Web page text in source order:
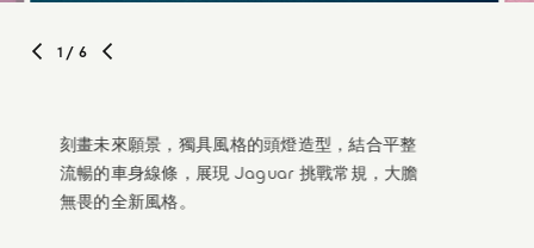
1 / 6
刻畫未來願景，獨具風格的頭燈造型，結合平整
流暢的車身線條，展現 Jaguar 挑戰常規，大膽
無畏的全新風格。